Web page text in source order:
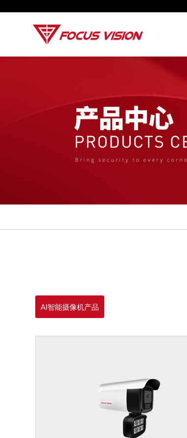
AI智能摄像机产品